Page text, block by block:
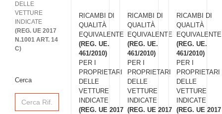
RICAMBI DI
QUALITÀ
EQUIVALENTE
(REG. UE.
461/2010)
PER I
PROPRIETARI
DELLE
VETTURE
INDICATE
(REG. UE 2017
RICAMBI DI
QUALITÀ
EQUIVALENTE
(REG. UE.
461/2010)
PER I
PROPRIETARI
DELLE
VETTURE
INDICATE
(REG. UE 2017
RICAMBI DI
QUALITÀ
EQUIVALENTE
(REG. UE.
461/2010)
PER I
PROPRIETARI
DELLE
VETTURE
INDICATE
(REG. UE 2017
DELLE
VETTURE
INDICATE
(REG. UE 2017
N.1001 ART. 14
C)
Cerca
Search
for: